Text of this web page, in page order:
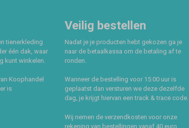
tienerkleding
één dak, waar
kunt winkelen.
Koophandel
is
Veilig bestellen
Nadat je je producten hebt gekozen ga je
naar de betaalkassa om de betaling af te
ronden.
Wanneer de bestelling voor 15:00 uur is
geplaatst dan versturen we deze dezelfde
dag, je krijgt hiervan een track & trace code.
Wij nemen de verzendkosten voor onze
rekening van bestellingen vanaf 40 euro.